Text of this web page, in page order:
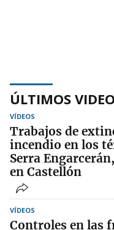
ÚLTIMOS
VÍDEOS
Trabajos de
incendio en los
Serra
en Castellón
VÍDEOS
Controles en las